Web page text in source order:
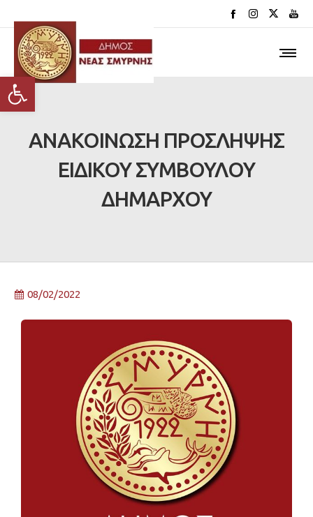
Ανοίξτε τη γραμμή εργαλείων
ΑΝΑΚΟΙΝΩΣΗ ΠΡΟΣΛΗΨΗΣ
ΕΙΔΙΚΟΥ ΣΥΜΒΟΥΛΟΥ
ΔΗΜΑΡΧΟΥ
08/02/2022